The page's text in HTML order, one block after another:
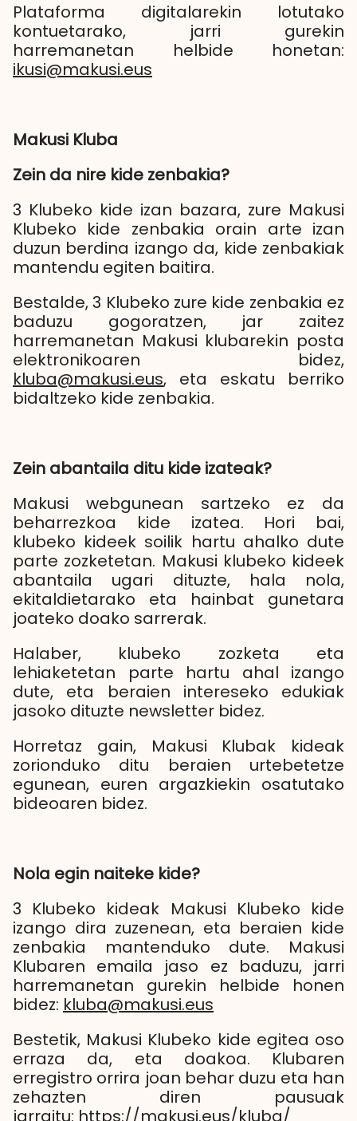
Plataforma digitalarekin lotutako
kontuetarako, jarri gurekin
harremanetan helbide honetan:
ikusi@makusi.eus
Makusi Kluba
Zein da nire kide zenbakia?
3 Klubeko kide izan bazara, zure Makusi
Klubeko kide zenbakia orain arte izan
duzun berdina izango da, kide zenbakiak
mantendu egiten baitira.
Bestalde, 3 Klubeko zure kide zenbakia ez
baduzu gogoratzen, jar zaitez
harremanetan Makusi klubarekin posta
elektronikoaren bidez,
kluba@makusi.eus, eta eskatu berriko
bidaltzeko kide zenbakia.
Zein abantaila ditu kide izateak?
Makusi webgunean sartzeko ez da
beharrezkoa kide izatea. Hori bai,
klubeko kideek soilik hartu ahalko dute
parte zozketetan. Makusi klubeko kideek
abantaila ugari dituzte, hala nola,
ekitaldietarako eta hainbat gunetara
joateko doako sarrerak.
Halaber, klubeko zozketa eta
lehiaketetan parte hartu ahal izango
dute, eta beraien intereseko edukiak
jasoko dituzte newsletter bidez.
Horretaz gain, Makusi Klubak kideak
zorionduko ditu beraien urtebetetze
egunean, euren argazkiekin osatutako
bideoaren bidez.
Nola egin naiteke kide?
3 Klubeko kideak Makusi Klubeko kide
izango dira zuzenean, eta beraien kide
zenbakia mantenduko dute. Makusi
Klubaren emaila jaso ez baduzu, jarri
harremanetan gurekin helbide honen
bidez: kluba@makusi.eus
Bestetik, Makusi Klubeko kide egitea oso
erraza da, eta doakoa. Klubaren
erregistro orrira joan behar duzu eta han
zehazten diren pausuak
jarraitu: https://makusi.eus/kluba/